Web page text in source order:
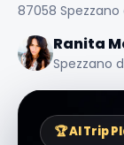
87058 Spezzano
Ranita
Spezzano
🏆 AI Trip